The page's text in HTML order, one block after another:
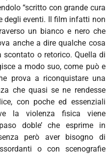
“scritto con grande cura
degli eventi. Il film infatti non
un bianco e nero che
anche a dire qualche cosa
o retorico. Quella di
a modo suo, come può e
prova a riconquistare una
che quasi se ne rendesse
con poche ed essenziali
la violenza fisica viene
doble’ che esprime in
però aver bisogno di
o con scenografie